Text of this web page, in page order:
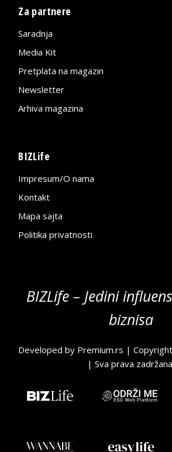
Za partnere
Saradnja
Media Kit
Pretplata na magazin
Newsletter
Arhiva magazina
BIZLife
Impresum/O nama
Kontakt
Mapa sajta
Politika privatnosti
BIZLife – Jedini
biznisa
Developed by Premium.rs |
| Sva prava